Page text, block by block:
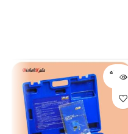
فروخته
شده